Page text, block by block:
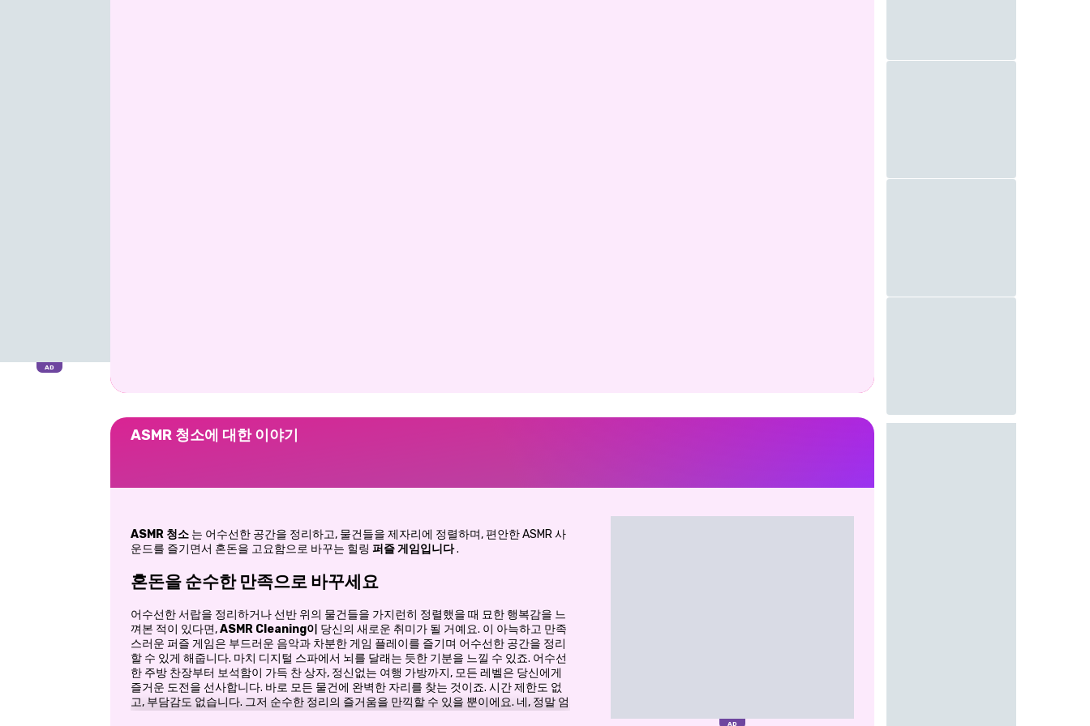
ASMR 청소에 대한 이야기
ASMR 청소 는 어수선한 공간을 정리하고, 물건들을 제자리에 정렬하며, 편안한 ASMR 사
운드를 즐기면서 혼돈을 고요함으로 바꾸는 힐링 퍼즐 게임입니다.
혼돈을 순수한 만족으로 바꾸세요
어수선한 서랍을 정리하거나 선반 위의 물건들을 가지런히 정렬했을 때 묘한 행복감을 느
껴본 적이 있다면,ASMR Cleaning이 당신의 새로운 취미가 될 거예요. 이 아늑하고 만족
스러운 퍼즐 게임은 부드러운 음악과 차분한 게임 플레이를 즐기며 어수선한 공간을 정리
할 수 있게 해줍니다. 마치 디지털 스파에서 뇌를 달래는 듯한 기분을 느낄 수 있죠. 어수선
한 주방 찬장부터 보석함이 가득 찬 상자, 정신없는 여행 가방까지, 모든 레벨은 당신에게
즐거운 도전을 선사합니다. 바로 모든 물건에 완벽한 자리를 찾는 것이죠. 시간 제한도 없
고, 부담감도 없습니다. 그저 순수한 정리의 즐거움을 만끽할 수 있을 뿐이에요. 네, 정말 엄